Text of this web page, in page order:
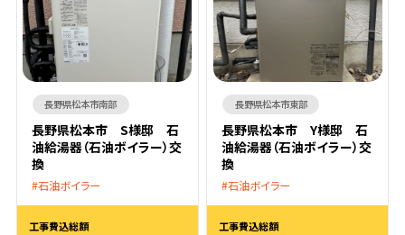
長野県松本市南部
長野県松本市 S様邸 石
油給湯器（石油ボイラー）交
換
石油ボイラー
工事費込総額
長野県松本市東部
長野県松本市 Y様邸 石
油給湯器（石油ボイラー）交
換
石油ボイラー
工事費込総額